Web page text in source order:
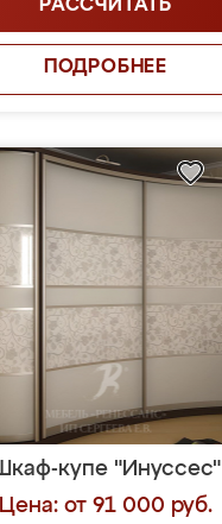
РАССЧИТАТЬ
ПОДРОБНЕЕ
купе "Инуссес"
Цена: от 91 000 руб.